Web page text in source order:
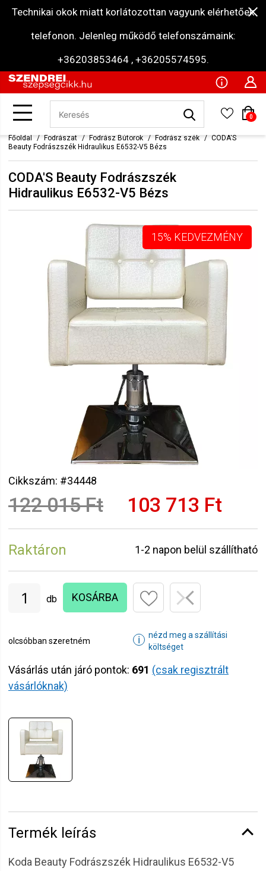
Technikai okok miatt korlátozottan vagyunk elérhetőek
telefonon. Jelenleg működő telefonszámaink:
+36203853464 , +36205574595.
0
Főoldal Fodrászat Fodrász Bútorok Fodrász szék
CODA'S
Beauty Fodrászszék Hidraulikus E6532-V5 Bézs
CODA'S Beauty Fodrászszék
Hidraulikus E6532-V5 Bézs
15% KEDVEZMÉNY
Cikkszám: #34448
122 015 Ft 103 713 Ft
Raktáron 1-2 napon belül szállítható
db KOSÁRBA
olcsóbban szeretném ℹ
nézd meg a szállítási
költséget
Vásárlás után járó pontok: 691 (csak regisztrált
vásárlóknak)
Termék leírás
Koda Beauty Fodrászszék Hidraulikus E6532-V5